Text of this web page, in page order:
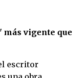
más vigente que
escritor